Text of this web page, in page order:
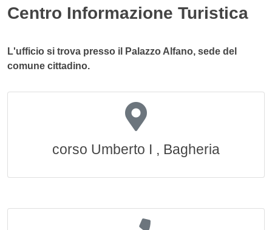
Centro Informazione Turistica
L'ufficio si trova presso il Palazzo Alfano, sede del
comune cittadino.
corso Umberto I , Bagheria